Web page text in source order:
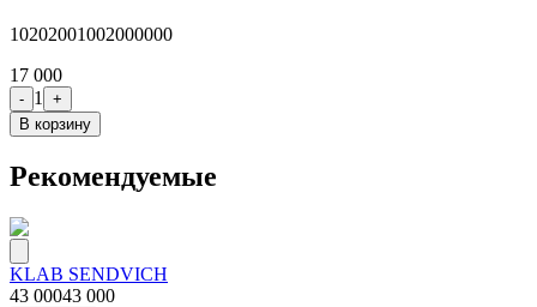
10202001002000000
17 000
- 1
+
В корзину
Рекомендуемые
KLAB SENDVICH
43 00043 000